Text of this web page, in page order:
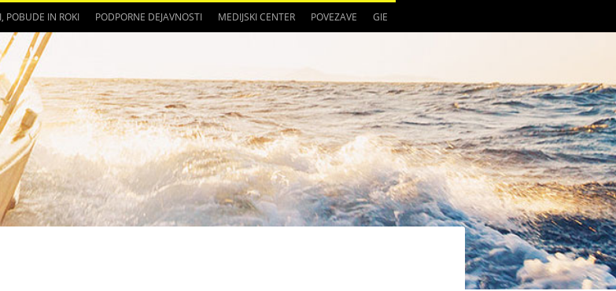
POBUDE IN ROKI PODPORNE DEJAVNOSTI MEDIJSKI CENTER POVEZAVE GIE